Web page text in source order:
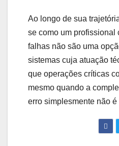
Ao longo de sua
se como um profissional
falhas não são uma
sistemas cuja atuação
que operações críticas
mesmo quando a
erro simplesmente não é